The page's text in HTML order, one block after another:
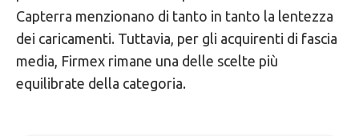
Capterra menzionano di tanto in tanto la lentezza
dei caricamenti. Tuttavia, per gli acquirenti di fascia
media, Firmex rimane una delle scelte più
equilibrate della categoria.